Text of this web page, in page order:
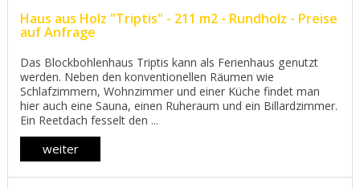
Haus aus Holz "Triptis" - 211 m2 - Rundholz - Preise
auf Anfrage
Das Blockbohlenhaus Triptis kann als Ferienhaus genutzt
werden. Neben den konventionellen Räumen wie
Schlafzimmern, Wohnzimmer und einer Küche findet man
hier auch eine Sauna, einen Ruheraum und ein Billardzimmer.
Ein Reetdach fesselt den ...
weiter